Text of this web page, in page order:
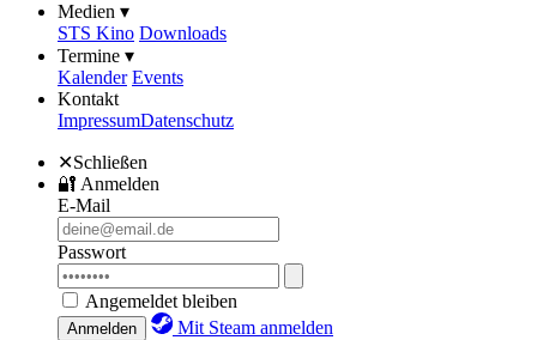
Medien ▾
STS Kino Downloads
Termine ▾
Kalender Events
Kontakt
ImpressumDatenschutz
✕Schließen
🔐 Anmelden
E-Mail
Passwort
Angemeldet bleiben
Anmelden
Mit Steam anmelden